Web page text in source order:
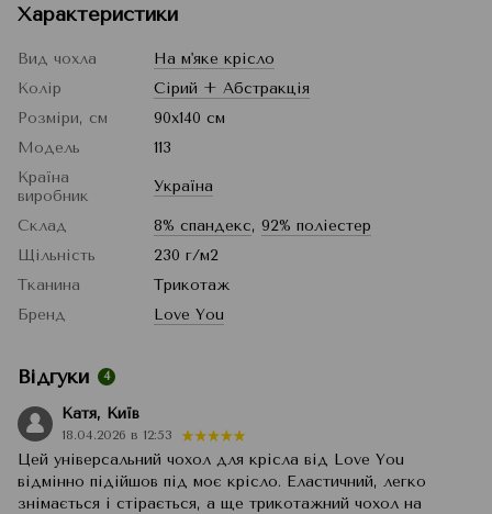
Характеристики
Вид чохла
На м'яке крісло
Колір
Сірий + Абстракція
Розміри, см
90x140 см
Модель
113
Країна
виробник
Україна
Склад 8% спандекс, 92% поліестер
Щільність
230 г/м2
Тканина
Трикотаж
Бренд
Love You
Відгуки 4
Катя, Київ
18.04.2026 в 12:53
Цей універсальний чохол для крісла від Love You
відмінно підійшов під моє крісло. Еластичний, легко
знімається і стірається, а ще трикотажний чохол на